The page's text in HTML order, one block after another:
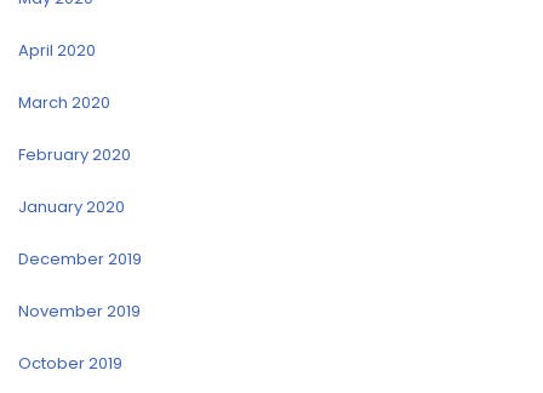
April 2020
March 2020
February 2020
January 2020
December 2019
November 2019
October 2019